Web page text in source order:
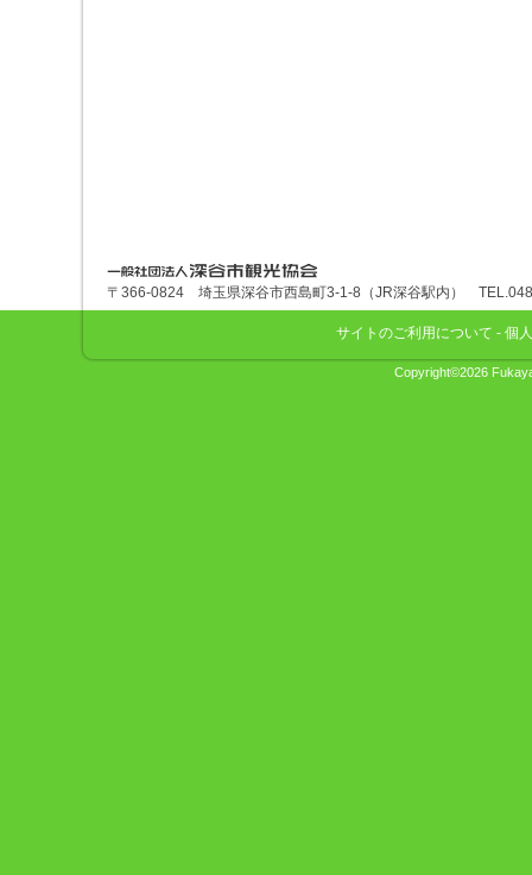
深谷市観光協会
〒366-0824 埼玉県深谷市西島町3-1-8（JR深谷駅内）
サイトのご利用について - 個
Copyright©2026